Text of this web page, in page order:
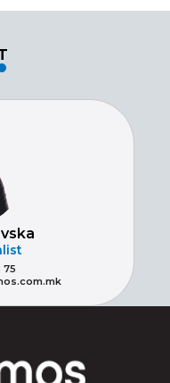
75